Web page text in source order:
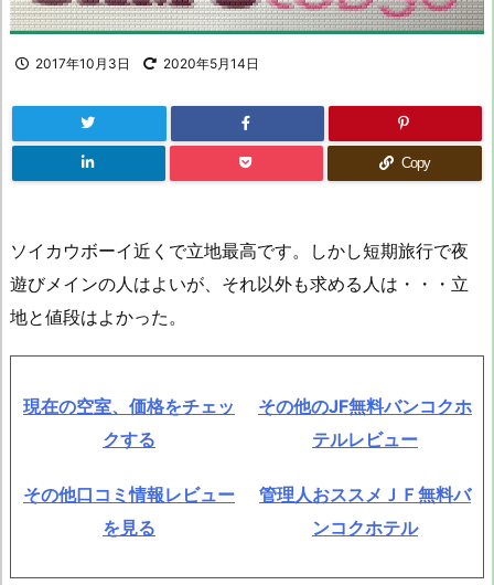
2017年10月3日 2020年5月14日
Copy
ソイカウボーイ近くで立地最高です。しかし短期旅行で夜
遊びメインの人はよいが、それ以外も求める人は・・・立
地と値段はよかった。
現在の空室、価格をチェッ
クする
その他のJF無料バンコクホ
テルレビュー
その他口コミ情報レビュー
を見る
管理人おススメＪＦ無料バ
ンコクホテル